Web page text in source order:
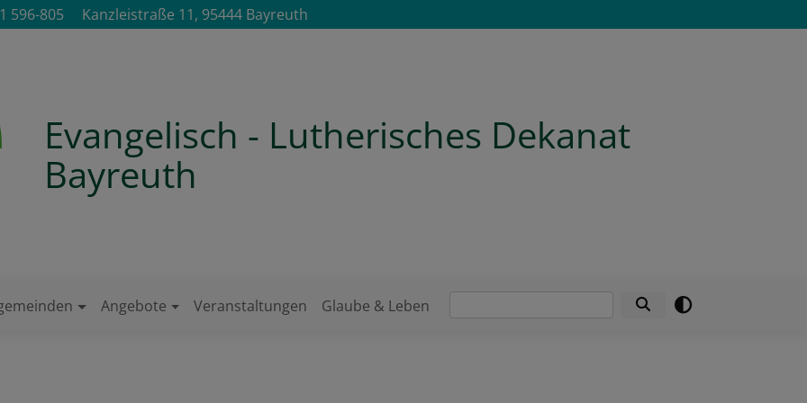
596-805 Kanzleistraße 11, 95444 Bayreuth
Evangelisch - Lutherisches Dekanat
Bayreuth
Angebote Veranstaltungen Glaube & Leben